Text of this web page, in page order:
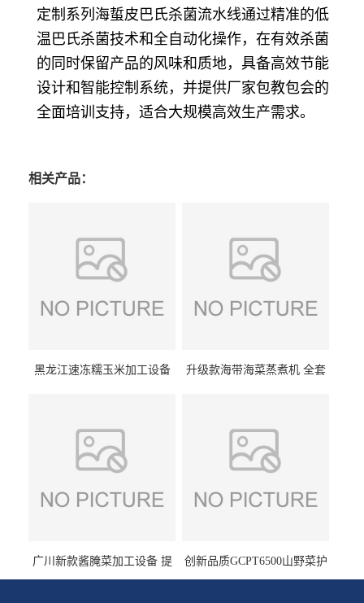
定制系列海蜇皮巴氏杀菌流水线通过精准的低
温巴氏杀菌技术和全自动化操作，在有效杀菌
的同时保留产品的风味和质地，具备高效节能
设计和智能控制系统，并提供厂家包教包会的
全面培训支持，适合大规模高效生产需求。
相关产品：
黑龙江速冻糯玉米加工设备
升级款海带海菜蒸煮机 全套
广川新款酱腌菜加工设备 提
供成套生产线 （免费设计）
创新品质GCPT6500山野菜护
色杀青机 输送式 效率高